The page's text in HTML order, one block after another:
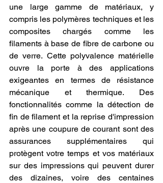
une large gamme de matériaux, y
compris les polymères techniques et les
composites chargés comme les
filaments à base de fibre de carbone ou
de verre. Cette polyvalence matérielle
ouvre la porte à des applications
exigeantes en termes de résistance
mécanique et thermique. Des
fonctionnalités comme la détection de
fin de filament et la reprise d'impression
après une coupure de courant sont des
assurances supplémentaires qui
protègent votre temps et vos matériaux
sur des impressions qui peuvent durer
des dizaines, voire des centaines